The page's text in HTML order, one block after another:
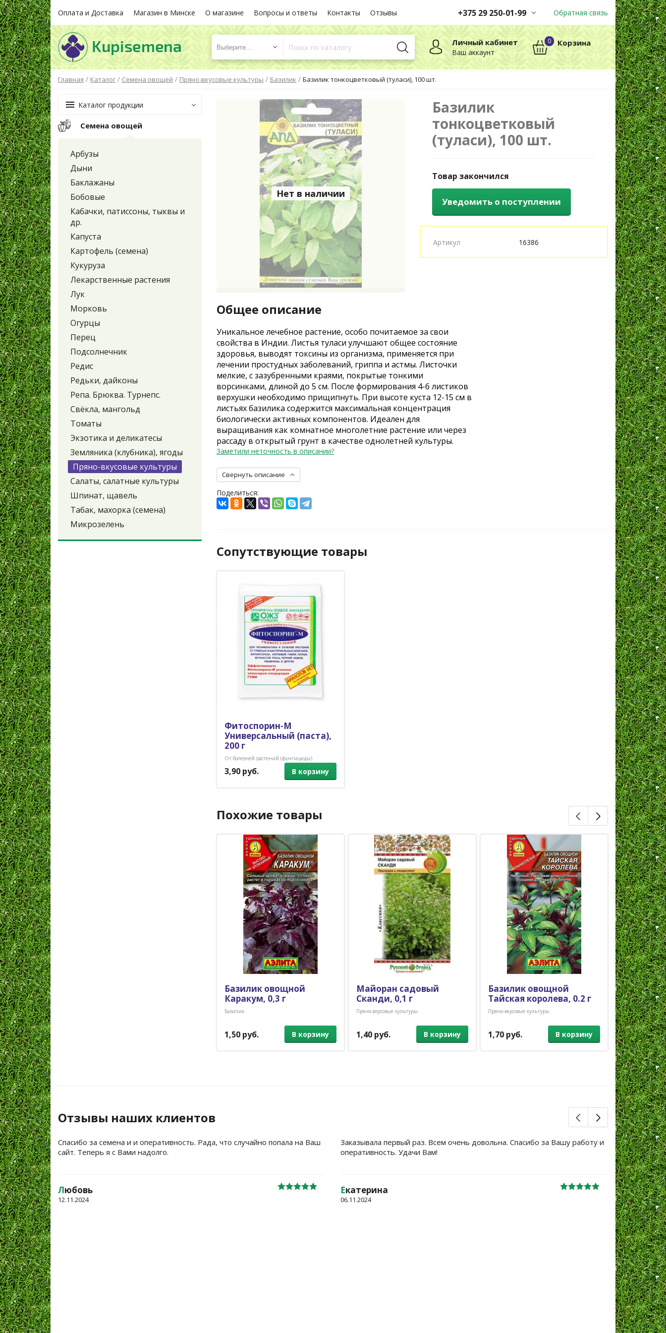
Оплата и Доставка Магазин в Минске О магазине Вопросы и ответы Контакты Отзывы +375 29 250-01-99
автоматически через корзину
круглосуточно без выходных
Обратная связь
Выберите... Личный кабинет
Ваш аккаунт
0 Корзина
Главная / Каталог / Семена овощей / Пряно-вкусовые культуры / Базилик / Базилик тонкоцветковый (туласи), 100 шт.
Каталог продукции
Семена овощей
Арбузы
Дыни
Баклажаны
Бобовые
Кабачки, патиссоны, тыквы и
др.
Капуста
Картофель (семена)
Кукуруза
Лекарственные растения
Лук
Морковь
Огурцы
Перец
Подсолнечник
Редис
Редьки, дайконы
Репа. Брюква. Турнепс.
Свёкла, мангольд
Томаты
Экзотика и деликатесы
Земляника (клубника), ягоды
Пряно-вкусовые культуры
Салаты, салатные культуры
Шпинат, щавель
Табак, махорка (семена)
Микрозелень
Нет в наличии
Базилик
тонкоцветковый
(туласи), 100 шт.
Товар закончился
Уведомить о поступлении
Артикул 16386
Общее описание
Уникальное лечебное растение, особо почитаемое за свои
свойства в Индии. Листья туласи улучшают общее состояние
здоровья, выводят токсины из организма, применяется при
лечении простудных заболеваний, гриппа и астмы. Листочки
мелкие, с зазубренными краями, покрытые тонкими
ворсинками, длиной до 5 см. После формирования 4-6 листиков
верхушки необходимо прищипнуть. При высоте куста 12-15 см в
листьях базилика содержится максимальная концентрация
биологически активных компонентов. Идеален для
выращивания как комнатное многолетние растение или через
рассаду в открытый грунт в качестве однолетней культуры.
Заметили неточность в описании?
Свернуть описание
Поделиться:
Сопутствующие товары
Фитоспорин-М
Универсальный (паста),
200 г
От болезней растений (фунгициды)
3,90 руб. В корзину
Похожие товары
Базилик овощной
Каракум, 0,3 г
Базилик
1,50 руб. В корзину
Майоран садовый
Сканди, 0,1 г
Пряно-вкусовые культуры
1,40 руб. В корзину
Базилик овощной
Тайская королева, 0.2 г
Пряно-вкусовые культуры
1,70 руб. В корзину
Базилик
Арарат,
Базилик
1,20 руб.
Отзывы наших клиентов
Спасибо за семена и и оперативность. Рада, что случайно попала на Ваш
сайт. Теперь я с Вами надолго.
Любовь
12.11.2024
Заказывала первый раз. Всем очень довольна. Спасибо за Вашу работу и
оперативность. Удачи Вам!
Екатерина
06.11.2024
Большое
уже не
Жанна
06.10.2024